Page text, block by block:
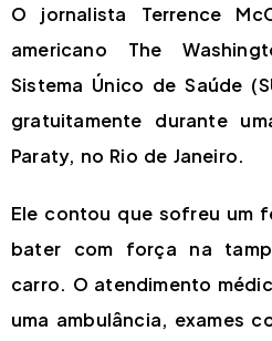
O jornalista Terrence
americano The
Sistema Único de Saúde
gratuitamente durante
Paraty, no Rio de Janeiro.
Ele contou que sofreu um
bater com força na
carro. O atendimento
uma ambulância, exames